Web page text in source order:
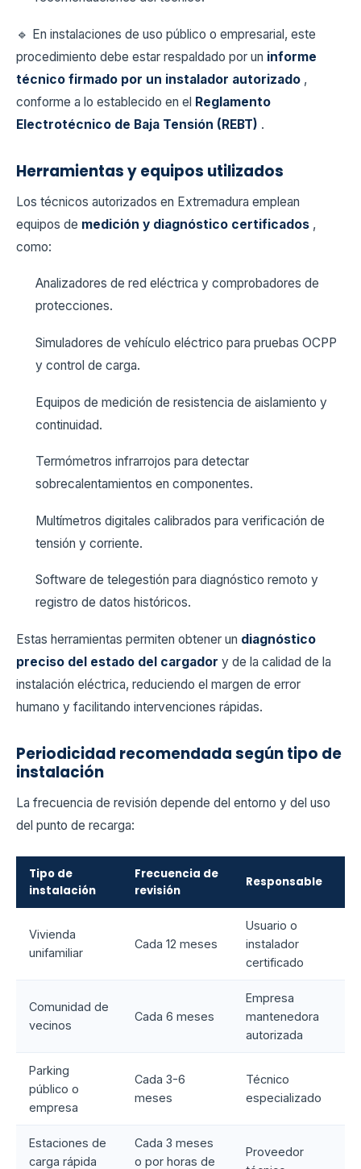
🔹 En instalaciones de uso público o empresarial, este
procedimiento debe estar respaldado por un informe
técnico firmado por un instalador autorizado ,
conforme a lo establecido en el Reglamento
Electrotécnico de Baja Tensión (REBT) .
Herramientas y equipos utilizados
Los técnicos autorizados en Extremadura emplean
equipos de medición y diagnóstico certificados ,
como:
Analizadores de red eléctrica y comprobadores de
protecciones.
Simuladores de vehículo eléctrico para pruebas OCPP
y control de carga.
Equipos de medición de resistencia de aislamiento y
continuidad.
Termómetros infrarrojos para detectar
sobrecalentamientos en componentes.
Multímetros digitales calibrados para verificación de
tensión y corriente.
Software de telegestión para diagnóstico remoto y
registro de datos históricos.
Estas herramientas permiten obtener un diagnóstico
preciso del estado del cargador y de la calidad de la
instalación eléctrica, reduciendo el margen de error
humano y facilitando intervenciones rápidas.
Periodicidad recomendada según tipo de
instalación
La frecuencia de revisión depende del entorno y del uso
del punto de recarga:
Tipo de
instalación
Frecuencia de
revisión
Responsable
Vivienda
unifamiliar
Cada 12 meses
Usuario o
instalador
certificado
Comunidad de
vecinos
Cada 6 meses
Empresa
mantenedora
autorizada
Parking
público o
empresa
Cada 3-6
meses
Técnico
especializado
Estaciones de
carga rápida
Cada 3 meses
o por horas de
Proveedor